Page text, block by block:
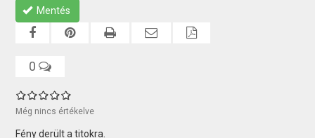
Mentés
0
Még nincs értékelve
Fény derült a titokra.